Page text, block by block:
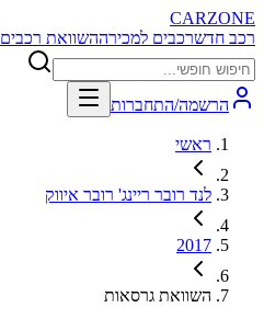
CARZONE
רכב חדשרכבים למכירההשוואת רכבים
הרשמה/התחברות
ראשי
לנד רובר ריינג' רובר איווק
2017
השוואת גרסאות